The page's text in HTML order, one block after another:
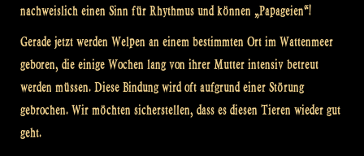
nachweislich einen Sinn für Rhythmus und können „Papageien“!
Gerade jetzt werden Welpen an einem bestimmten Ort im Wattenmeer
geboren, die einige Wochen lang von ihrer Mutter intensiv betreut
werden müssen. Diese Bindung wird oft aufgrund einer Störung
gebrochen. Wir möchten sicherstellen, dass es diesen Tieren wieder gut
geht.